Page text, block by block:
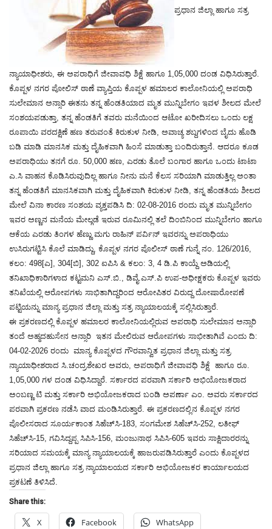
ಪ್ರಧಾನ ಜಿಲ್ಲಾ ಹಾಗೂ ಸತ್ರ
ನ್ಯಾಯಾಧೀಶರು, ಈ ಅಪರಾಧಿಗೆ ಜೀವಾವಧಿ ಶಿಕ್ಷೆ ಹಾಗೂ 1,05,000 ದಂಡ ವಿಧಿಸಿರುತ್ತಾರೆ.
ಕೊಪ್ಪಳ ನಗರ ಪೋಲಿಸ್ ಠಾಣೆ ವ್ಯಾಪ್ತಿಯ ಕೊಪ್ಪಳ ಹಮಾಲರ ಕಾಲೋನಿಯಲ್ಲಿ ಅಪರಾಧಿ
ಸುಲೇಮಾನ ಅನ್ಸಾರಿ ಈತನು ತನ್ನ ಹೆಂಡತಿಯಾದ ಮೃತ ಮುನ್ನಿಬೇಗಂ ಇವಳ ಶೀಲದ ಮೇಲೆ
ಸಂಶಯಪಡುತ್ತಾ, ತನ್ನ ಹೆಂಡತಿಗೆ ತವರು ಮನೆಯಿಂದ ಆಟೋ ಖರೀದಿಸಲು ಒಂದು ಲಕ್ಷ
ರೂಪಾಯಿ ವರದಕ್ಷಿಣೆ ಹಣ ತರುವಂತೆ ಕಿರುಕುಳ ನೀಡಿ, ಅವಾಚ್ಯ ಶಬ್ದಗಳಿಂದ ಬೈದು ಹೊಡಿ
ಬಡಿ ಮಾಡಿ ಮಾನಸಿಕ ಮತ್ತು ದೈಹಿಕವಾಗಿ ಹಿಂಸೆ ಮಾಡುತ್ತಾ ಬಂದಿರುತ್ತಾನೆ. ಆದರೂ ಕೂಡ
ಅಪರಾಧಿಯು ತನಗೆ ರೂ. 50,000 ಹಣ, ಎರಡು ತೊಲೆ ಬಂಗಾರ ಹಾಗೂ ಒಂದು ಟಾಟಾ
ಎ.ಸಿ ವಾಹನ ಕೊಡಿಸಿರುವುದಿಲ್ಲ ಹಾಗೂ ನೀನು ಮನೆ ಕೆಲಸ ಸರಿಯಾಗಿ ಮಾಡುತ್ತಿಲ್ಲ ಅಂತಾ
ತನ್ನ ಹೆಂಡತಿಗೆ ಮಾನಸಿಕವಾಗಿ ಮತ್ತು ದೈಹಿಕವಾಗಿ ಕಿರುಕುಳ ನೀಡಿ, ತನ್ನ ಹೆಂಡತಿಯ ಶೀಲದ
ಮೇಲೆ ವಿನಾ ಕಾರಣ ಸಂಶಯ ವ್ಯಕ್ತಪಡಿಸಿ ದಿ: 02-08-2016 ರಂದು ಮೃತ ಮುನ್ನಿಬೇಗಂ
ಇವರ ಅಣ್ಣನ ಮನೆಯ ಮೇಲ್ಗಡೆ ಇರುವ ರೂಮಿನಲ್ಲಿ ತಲೆ ದಿಂಬಿನಿಂದ ಮುನ್ನಿಬೇಗಂ ಹಾಗೂ
ಆಕೆಯ ಎರಡು ತಿಂಗಳ ಹೆಣ್ಣು ಮಗು ರಾಹಿನ್ ಪರ್ವಿನ್ ಇವರನ್ನು ಅಪರಾಧಿಯು
ಉಸಿರುಗಟ್ಟಿಸಿ ಕೊಲೆ ಮಾಡಿದ್ದು, ಕೊಪ್ಪಳ ನಗರ ಪೊಲೀಸ್ ಠಾಣೆ ಗುನ್ನೆ ನಂ. 126/2016,
ಕಲಂ: 498[ಎ], 304[ಬಿ], 302 ಐಪಿಸಿ & ಕಲಂ: 3, 4 ಡಿ.ಪಿ ಕಾಯ್ದೆ ಅಡಿಯಲ್ಲಿ
ತನಿಖಾಧಿಕಾರಿಗಳಾದ ಕಟ್ಟಮನಿ ಎಸ್.ಬಿ., ಡಿವೈ.ಎಸ್.ಪಿ ಉಪ-ಅಧೀಕ್ಷಕರು ಕೊಪ್ಪಳ ಇವರು
ತನಿಖೆಯಲ್ಲಿ ಆರೋಪಗಳು ಸಾಭಿತಾಗಿದ್ದರಿಂದ ಆರೋಪಿತರ ವಿರುದ್ದ ದೋಷಾರೋಪಣೆ
ಪಟ್ಟಿಯನ್ನು ಮಾನ್ಯ ಪ್ರಧಾನ ಜಿಲ್ಲಾ ಮತ್ತು ಸತ್ರ ನ್ಯಾಯಾಲಯಕ್ಕೆ ಸಲ್ಲಿಸಿರುತ್ತಾರೆ.
ಈ ಪ್ರಕರಣದಲ್ಲಿ ಕೊಪ್ಪಳ ಹಮಾಲರ ಕಾಲೋನಿಯಲ್ಲಿರುವ ಅಪರಾಧಿ ಸುಲೇಮಾನ ಅನ್ಸಾರಿ
ತಂದೆ ಅಹ್ಮದಹುಸೇನ ಅನ್ಸಾರಿ ಇತನ ಮೇಲಿರುವ ಆರೋಪಗಳು ಸಾಭೀತಾಗಿವೆ ಎಂದು ದಿ:
04-02-2026 ರಂದು ಮಾನ್ಯ ಕೊಪ್ಪಳದ ಗೌರವಾನ್ವಿತ ಪ್ರಧಾನ ಜಿಲ್ಲಾ ಮತ್ತು ಸತ್ರ
ನ್ಯಾಯಾಧೀಶರಾದ ಸಿ.ಚಂದ್ರಶೇಖರ ಅವರು, ಅಪರಾಧಿಗೆ ಜೀವಾವಧಿ ಶಿಕ್ಷೆ ಹಾಗೂ ರೂ.
1,05,000 ಗಳ ದಂಡ ವಿಧಿಸಿದ್ದಾರೆ. ಸರ್ಕಾರದ ಪರವಾಗಿ ಸರ್ಕಾರಿ ಅಭಿಯೋಜಕರಾದ
ಅಂಬಣ್ಣ ಟಿ ಮತ್ತು ಸರ್ಕಾರಿ ಅಭಿಯೋಜಕರಾದ ಬಂಡಿ ಅಪರ್ಣಾ ಎಂ. ಅವರು ಸರ್ಕಾರದ
ಪರವಾಗಿ ಪ್ರಕರಣ ನಡೆಸಿ ವಾದ ಮಂಡಿಸಿರುತ್ತಾರೆ. ಈ ಪ್ರಕರಣದಲ್ಲಿನ ಕೊಪ್ಪಳ ನಗರ
ಪೊಲೀಸರಾದ ಸೂರ್ಯಕಾಂತ ಸಿಹೆಚ್‌ಸಿ-183, ಸಂಗಮೇಶ ಸಿಹೆಚ್‌ಸಿ-252, ಲತೀಫ್
ಸಿಹೆಚ್‌ಸಿ-15, ಗವಿಸಿದ್ದಪ್ಪ ಸಿಪಿಸಿ-156, ಮಂಜುನಾಥ ಸಿಪಿಸಿ-605 ಇವರು ಸಾಕ್ಷಿದಾರರನ್ನು
ಸರಿಯಾದ ಸಮಯಕ್ಕೆ ಮಾನ್ಯ ನ್ಯಾಯಾಲಯಕ್ಕೆ ಹಾಜರುಪಡಿಸಿರುತ್ತಾರೆ ಎಂದು ಕೊಪ್ಪಳದ
ಪ್ರಧಾನ ಜಿಲ್ಲಾ ಹಾಗೂ ಸತ್ರ ನ್ಯಾಯಾಲಯದ ಸರ್ಕಾರಿ ಅಭಿಯೋಜಕರ ಕಾರ್ಯಾಲಯದ
ಪ್ರಕಟಣೆ ತಿಳಿಸಿದೆ.
Share this:
X Facebook WhatsApp